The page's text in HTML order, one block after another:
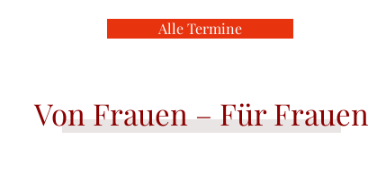
Alle Termine
Von Frauen – Für Frauen